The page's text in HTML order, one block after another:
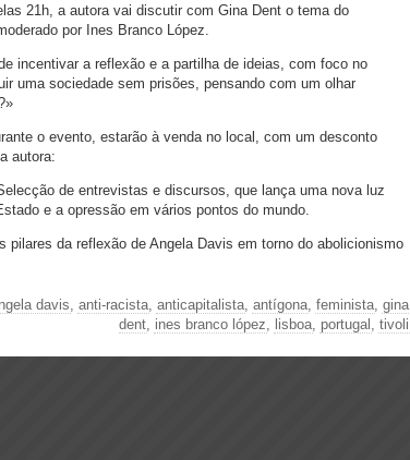
21h, a autora vai discutir com Gina Dent o tema do
por Ines Branco López.
incentivar a reflexão e a partilha de ideias, com foco no
uma sociedade sem prisões, pensando com um olhar
o evento, estarão à venda no local, com um desconto
autora:
de entrevistas e discursos, que lança uma nova luz
e a opressão em vários pontos do mundo.
pilares da reflexão de Angela Davis em torno do abolicionismo
davis, anti-racista, anticapitalista, antígona, feminista, gina
dent, ines branco lópez, lisboa, portugal , tivoli